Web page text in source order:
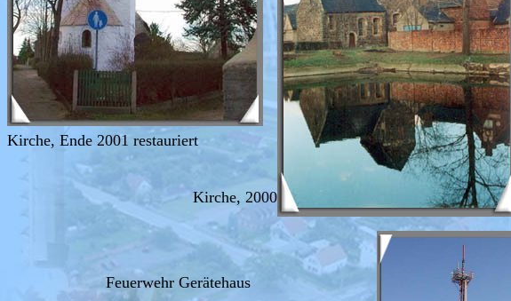
Kirche, Ende 2001 restauriert
Kirche, 2000
Feuerwehr Gerätehaus